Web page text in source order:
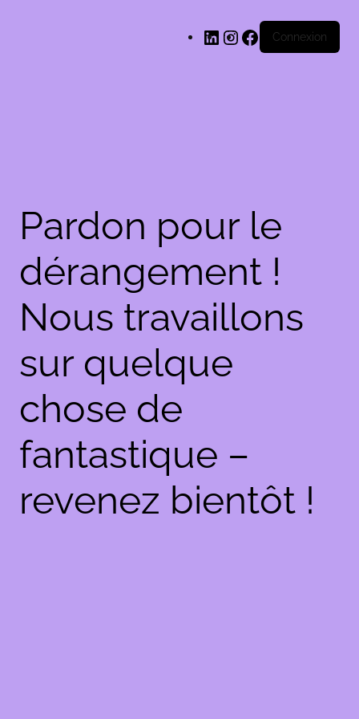
LinkedInInstagram
Facebook
Connexion
Pardon pour le
dérangement !
Nous travaillons
sur quelque
chose de
fantastique –
revenez bientôt !